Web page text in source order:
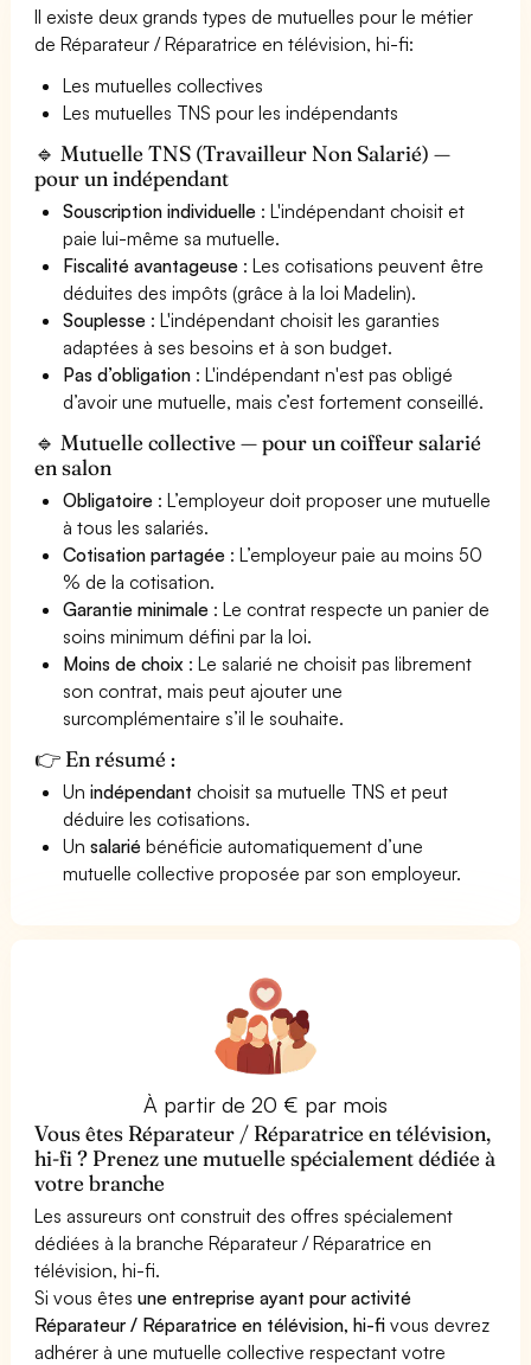
Il existe deux grands types de mutuelles pour le métier
de Réparateur / Réparatrice en télévision, hi-fi:
Les mutuelles collectives
Les mutuelles TNS pour les indépendants
🔹 Mutuelle TNS (Travailleur Non Salarié) —
pour un indépendant
Souscription individuelle : L'indépendant choisit et
paie lui-même sa mutuelle.
Fiscalité avantageuse : Les cotisations peuvent être
déduites des impôts (grâce à la loi Madelin).
Souplesse : L'indépendant choisit les garanties
adaptées à ses besoins et à son budget.
Pas d’obligation : L'indépendant n'est pas obligé
d’avoir une mutuelle, mais c’est fortement conseillé.
🔹 Mutuelle collective — pour un coiffeur salarié
en salon
Obligatoire : L’employeur doit proposer une mutuelle
à tous les salariés.
Cotisation partagée : L’employeur paie au moins 50
% de la cotisation.
Garantie minimale : Le contrat respecte un panier de
soins minimum défini par la loi.
Moins de choix : Le salarié ne choisit pas librement
son contrat, mais peut ajouter une
surcomplémentaire s’il le souhaite.
👉 En résumé :
Unindépendant choisit sa mutuelle TNS et peut
déduire les cotisations.
Unsalarié bénéficie automatiquement d’une
mutuelle collective proposée par son employeur.
À partir de 20 € par mois
Vous êtes Réparateur / Réparatrice en télévision,
hi-fi ? Prenez une mutuelle spécialement dédiée à
votre branche
Les assureurs ont construit des offres spécialement
dédiées à la branche Réparateur / Réparatrice en
télévision, hi-fi.
Si vous êtesune entreprise ayant pour activité
Réparateur / Réparatrice en télévision, hi-fi vous devrez
adhérer à une mutuelle collective respectant votre